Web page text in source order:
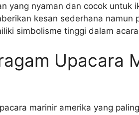
yang nyaman dan cocok untuk
kesan sederhana namun
simbolisme tinggi dalam
Upacara
marinir amerika yang